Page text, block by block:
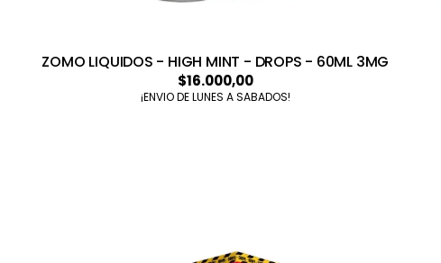
ZOMO LIQUIDOS - HIGH MINT - DROPS - 60ML 3MG
$16.000,00
¡ENVIO DE LUNES A SABADOS!